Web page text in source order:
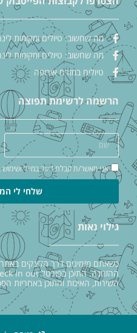
מה שחשוב: טיולים ומקומות
מה שחשוב: טיולים ומקומות
טיולים במזרח אירופה
הרשמה לרשימת תפוצה
אני מאשר/ת קבלת דיוור במייל
שלחי לי
גילוי נאות
כשאתם מזמינים דרך הלינקים
השירות, האיכות והתוכן באחריות